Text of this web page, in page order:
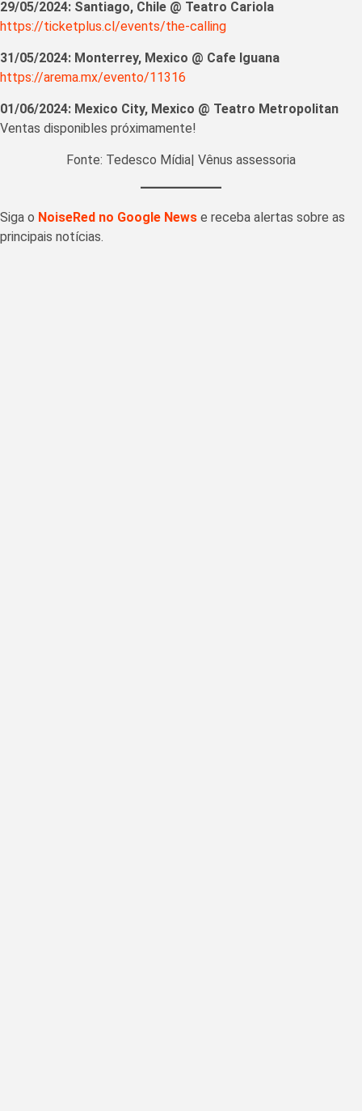
29/05/2024: Santiago, Chile @ Teatro Cariola
https://ticketplus.cl/events/the-calling
31/05/2024: Monterrey, Mexico @ Cafe Iguana
https://arema.mx/evento/11316
01/06/2024: Mexico City, Mexico @ Teatro Metropolitan
Ventas disponibles próximamente!
Fonte: Tedesco Mídia| Vênus assessoria
Siga o NoiseRed no Google News e receba alertas sobre as
principais notícias.